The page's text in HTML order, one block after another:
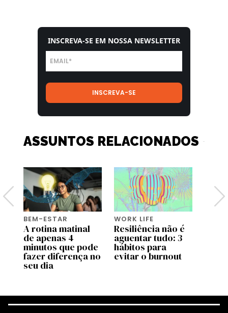
INSCREVA-SE EM NOSSA NEWSLETTER
ASSUNTOS RELACIONADOS
BEM-ESTAR
A rotina matinal
de apenas 4
minutos que pode
fazer diferença no
seu dia
WORK LIFE
Resiliência não é
aguentar tudo: 3
hábitos para
evitar o burnout